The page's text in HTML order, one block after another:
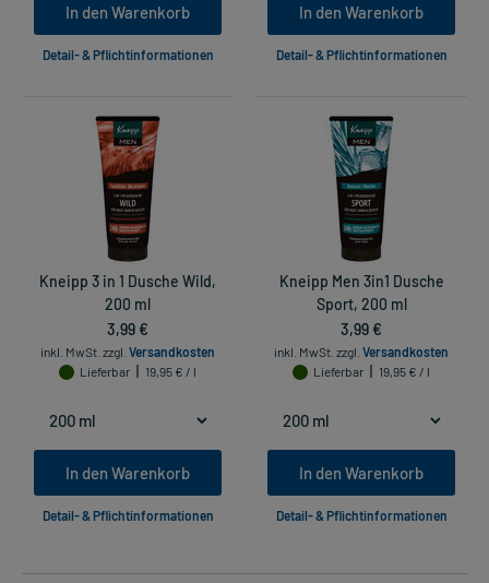
In den Warenkorb
Detail- & Pflichtinformationen
In den Warenkorb
Detail- & Pflichtinformationen
Kneipp 3 in 1 Dusche Wild,
200 ml
3,99 €
inkl. MwSt. zzgl. Versandkosten
Lieferbar
19,95 € / l
In den Warenkorb
Detail- & Pflichtinformationen
Kneipp Men 3in1 Dusche
Sport, 200 ml
3,99 €
inkl. MwSt. zzgl. Versandkosten
Lieferbar
19,95 € / l
In den Warenkorb
Detail- & Pflichtinformationen